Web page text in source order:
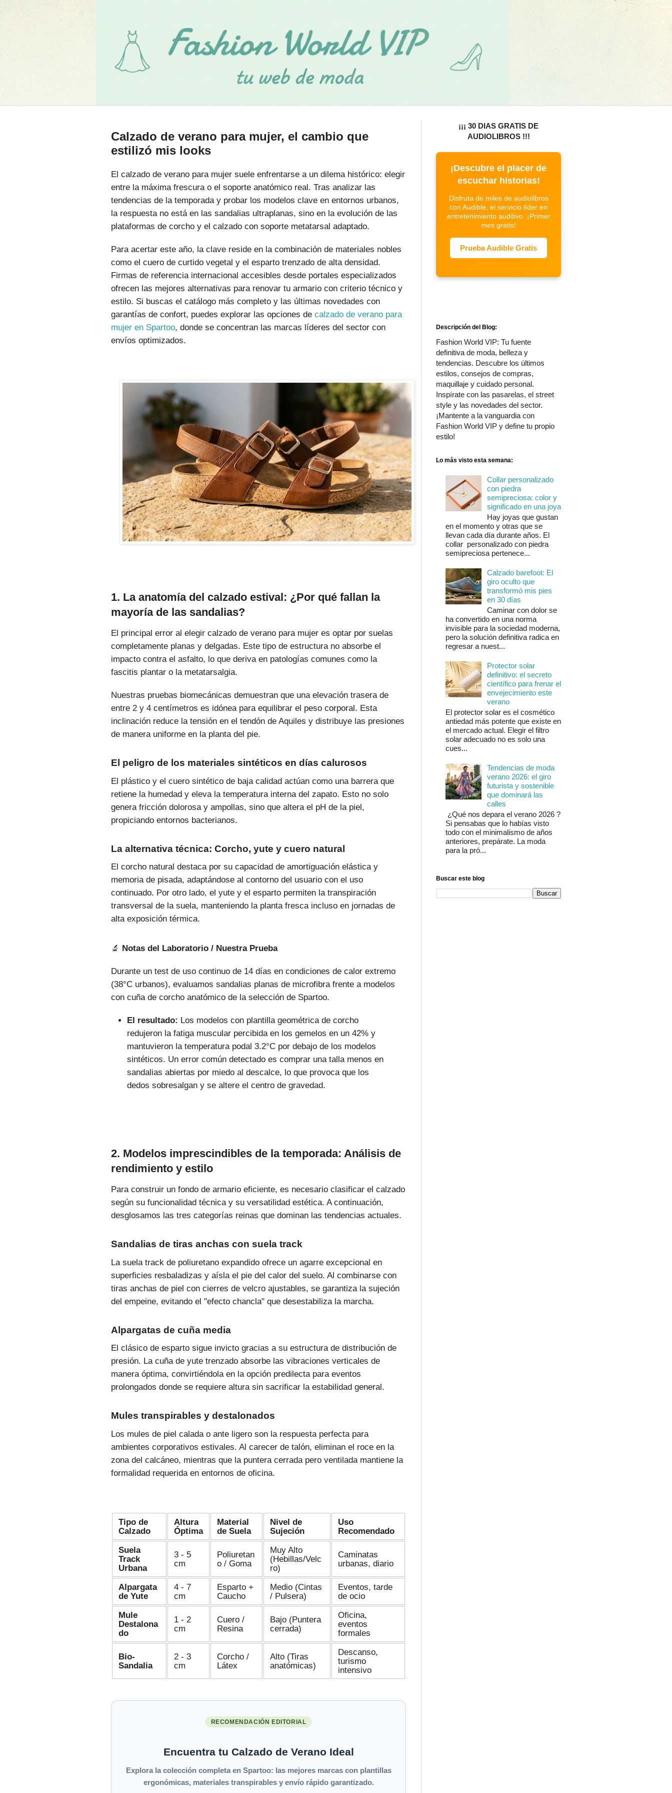
Calzado de verano para mujer, el cambio que
estilizó mis looks
El calzado de verano para mujer suele enfrentarse a un dilema histórico: elegir
entre la máxima frescura o el soporte anatómico real. Tras analizar las
tendencias de la temporada y probar los modelos clave en entornos urbanos,
la respuesta no está en las sandalias ultraplanas, sino en la evolución de las
plataformas de corcho y el calzado con soporte metatarsal adaptado.
Para acertar este año, la clave reside en la combinación de materiales nobles
como el cuero de curtido vegetal y el esparto trenzado de alta densidad.
Firmas de referencia internacional accesibles desde portales especializados
ofrecen las mejores alternativas para renovar tu armario con criterio técnico y
estilo. Si buscas el catálogo más completo y las últimas novedades con
garantías de confort, puedes explorar las opciones de calzado de verano para
mujer en Spartoo, donde se concentran las marcas líderes del sector con
envíos optimizados.
1. La anatomía del calzado estival: ¿Por qué fallan la
mayoría de las sandalias?
El principal error al elegir calzado de verano para mujer es optar por suelas
completamente planas y delgadas. Este tipo de estructura no absorbe el
impacto contra el asfalto, lo que deriva en patologías comunes como la
fascitis plantar o la metatarsalgia.
Nuestras pruebas biomecánicas demuestran que una elevación trasera de
entre 2 y 4 centímetros es idónea para equilibrar el peso corporal. Esta
inclinación reduce la tensión en el tendón de Aquiles y distribuye las presiones
de manera uniforme en la planta del pie.
El peligro de los materiales sintéticos en días calurosos
El plástico y el cuero sintético de baja calidad actúan como una barrera que
retiene la humedad y eleva la temperatura interna del zapato. Esto no solo
genera fricción dolorosa y ampollas, sino que altera el pH de la piel,
propiciando entornos bacterianos.
La alternativa técnica: Corcho, yute y cuero natural
El corcho natural destaca por su capacidad de amortiguación elástica y
memoria de pisada, adaptándose al contorno del usuario con el uso
continuado. Por otro lado, el yute y el esparto permiten la transpiración
transversal de la suela, manteniendo la planta fresca incluso en jornadas de
alta exposición térmica.
🔬 Notas del Laboratorio / Nuestra Prueba
Durante un test de uso continuo de 14 días en condiciones de calor extremo
(38°C urbanos), evaluamos sandalias planas de microfibra frente a modelos
con cuña de corcho anatómico de la selección de Spartoo.
El resultado: Los modelos con plantilla geométrica de corcho
redujeron la fatiga muscular percibida en los gemelos en un 42% y
mantuvieron la temperatura podal 3.2°C por debajo de los modelos
sintéticos. Un error común detectado es comprar una talla menos en
sandalias abiertas por miedo al descalce, lo que provoca que los
dedos sobresalgan y se altere el centro de gravedad.
2. Modelos imprescindibles de la temporada: Análisis de
rendimiento y estilo
Para construir un fondo de armario eficiente, es necesario clasificar el calzado
según su funcionalidad técnica y su versatilidad estética. A continuación,
desglosamos las tres categorías reinas que dominan las tendencias actuales.
Sandalias de tiras anchas con suela track
La suela track de poliuretano expandido ofrece un agarre excepcional en
superficies resbaladizas y aísla el pie del calor del suelo. Al combinarse con
tiras anchas de piel con cierres de velcro ajustables, se garantiza la sujeción
del empeine, evitando el "efecto chancla" que desestabiliza la marcha.
Alpargatas de cuña media
El clásico de esparto sigue invicto gracias a su estructura de distribución de
presión. La cuña de yute trenzado absorbe las vibraciones verticales de
manera óptima, convirtiéndola en la opción predilecta para eventos
prolongados donde se requiere altura sin sacrificar la estabilidad general.
Mules transpirables y destalonados
Los mules de piel calada o ante ligero son la respuesta perfecta para
ambientes corporativos estivales. Al carecer de talón, eliminan el roce en la
zona del calcáneo, mientras que la puntera cerrada pero ventilada mantiene la
formalidad requerida en entornos de oficina.
Tipo de
Calzado
Altura
Óptima
Material
de Suela
Nivel de
Sujeción
Uso
Recomendado
Suela
Track
Urbana
3 - 5
cm
Poliuretan
o / Goma
Muy Alto
(Hebillas/Velc
ro)
Caminatas
urbanas, diario
Alpargata
de Yute
4 - 7
cm
Esparto +
Caucho
Medio (Cintas
/ Pulsera)
Eventos, tarde
de ocio
Mule
Destalona
do
1 - 2
cm
Cuero /
Resina
Bajo (Puntera
cerrada)
Oficina,
eventos
formales
Bio-
Sandalia
2 - 3
cm
Corcho /
Látex
Alto (Tiras
anatómicas)
Descanso,
turismo
intensivo
RECOMENDACIÓN EDITORIAL
Encuentra tu Calzado de Verano Ideal
Explora la colección completa en Spartoo: las mejores marcas con plantillas
ergonómicas, materiales transpirables y envío rápido garantizado.
¡¡¡ 30 DIAS GRATIS DE
AUDIOLIBROS !!!
¡Descubre el placer de
escuchar historias!
Disfruta de miles de audiolibros
con Audible, el servicio líder en
entretenimiento auditivo. ¡Primer
mes gratis!
Prueba Audible Gratis
Descripción del Blog:
Fashion World VIP: Tu fuente
definitiva de moda, belleza y
tendencias. Descubre los últimos
estilos, consejos de compras,
maquillaje y cuidado personal.
Inspírate con las pasarelas, el street
style y las novedades del sector.
¡Mantente a la vanguardia con
Fashion World VIP y define tu propio
estilo!
Lo más visto esta semana:
Collar personalizado
con piedra
semipreciosa: color y
significado en una joya
Hay joyas que gustan
en el momento y otras que se
llevan cada día durante años. El
collar personalizado con piedra
semipreciosa pertenece...
Calzado barefoot: El
giro oculto que
transformó mis pies
en 30 días
Caminar con dolor se
ha convertido en una norma
invisible para la sociedad moderna,
pero la solución definitiva radica en
regresar a nuest...
Protector solar
definitivo: el secreto
científico para frenar el
envejecimiento este
verano
El protector solar es el cosmético
antiedad más potente que existe en
el mercado actual. Elegir el filtro
solar adecuado no es solo una
cues...
Tendencias de moda
verano 2026: el giro
futurista y sostenible
que dominará las
calles
¿Qué nos depara el verano 2026 ?
Si pensabas que lo habías visto
todo con el minimalismo de años
anteriores, prepárate. La moda
para la pró...
Buscar este blog